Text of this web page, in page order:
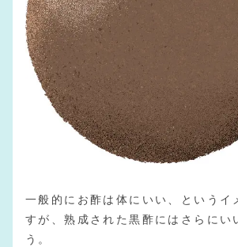
一般的にお酢は体にいい、というイ
すが、熟成された黒酢にはさらにい
う。